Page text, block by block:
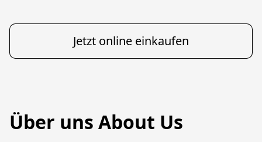
Jetzt online einkaufen
Über uns About Us